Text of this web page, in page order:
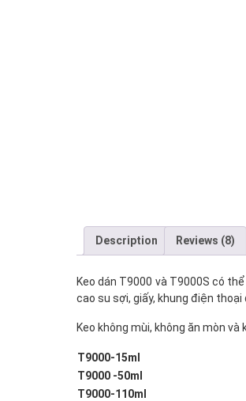
Description Reviews (8)
Keo dán T9000 và T9000S có
cao su sợi, giấy, khung điện thoại
Keo không mùi, không ăn mòn và
T9000-15ml
T9000 -50ml
T9000-110ml